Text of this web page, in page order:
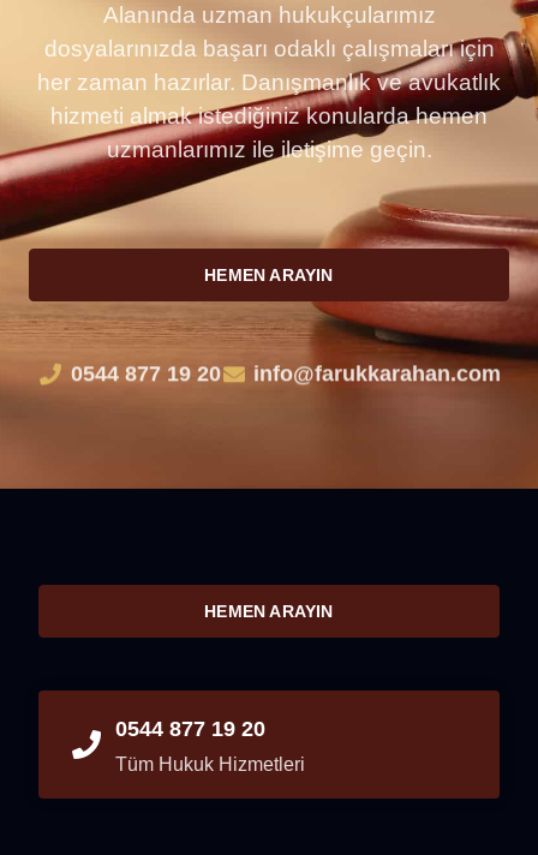
Alanında uzman hukukçularımız
dosyalarınızda başarı odaklı çalışmaları için
her zaman hazırlar. Danışmanlık ve avukatlık
hizmeti almak istediğiniz konularda hemen
uzmanlarımız ile iletişime geçin.
HEMEN ARAYIN
0544 877 19 20 info@farukkarahan.com
HEMEN ARAYIN
0544 877 19 20
Tüm Hukuk Hizmetleri